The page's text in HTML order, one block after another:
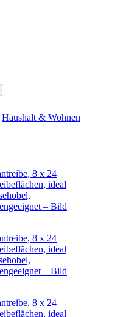
Haushalt & Wohnen